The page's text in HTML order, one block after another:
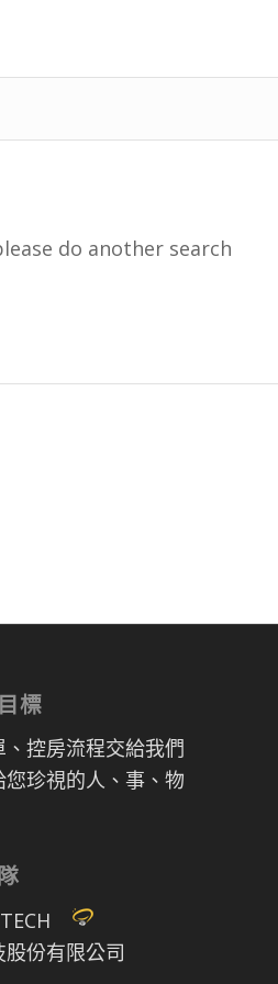
do another search
標
、控房流程交給我們
您珍視的人、事、物
股份有限公司